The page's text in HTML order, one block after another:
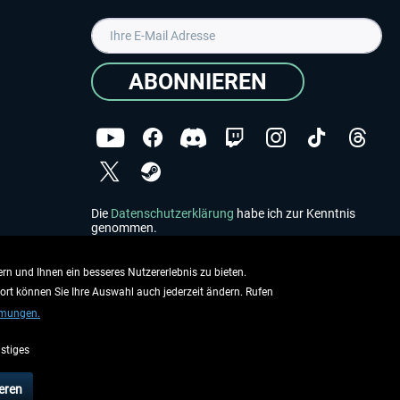
ABONNIEREN
Die Datenschutzerklärung habe ich zur Kenntnis
genommen.
und Ihnen ein besseres Nutzererlebnis zu bieten.
können Sie Ihre Auswahl auch jederzeit ändern. Rufen